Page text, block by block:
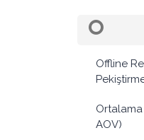
O
Offline
AOV)